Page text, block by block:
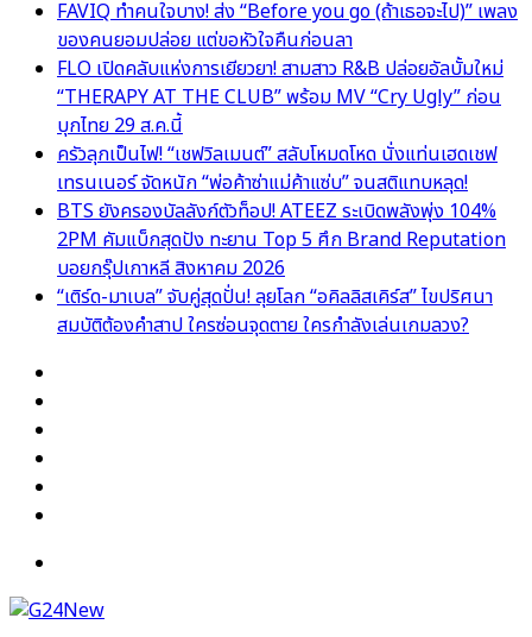
FAVIQ ทำคนใจบาง! ส่ง “Before you go (ถ้าเธอจะไป)” เพลง
ของคนยอมปล่อย แต่ขอหัวใจคืนก่อนลา
FLO เปิดคลับแห่งการเยียวยา! สามสาว R&B ปล่อยอัลบั้มใหม่
“THERAPY AT THE CLUB” พร้อม MV “Cry Ugly” ก่อน
บุกไทย 29 ส.ค.นี้
ครัวลุกเป็นไฟ! “เชฟวิลเมนต์” สลับโหมดโหด นั่งแท่นเฮดเชฟ
เทรนเนอร์ จัดหนัก “พ่อค้าซ่าแม่ค้าแซ่บ” จนสติแทบหลุด!
BTS ยังครองบัลลังก์ตัวท็อป! ATEEZ ระเบิดพลังพุ่ง 104%
2PM คัมแบ็กสุดปัง ทะยาน Top 5 ศึก Brand Reputation
บอยกรุ๊ปเกาหลี สิงหาคม 2026
“เติร์ด-มาเบล” จับคู่สุดปั่น! ลุยโลก “อคิลลิสเคิร์ส” ไขปริศนา
สมบัติต้องคำสาป ใครซ่อนจุดตาย ใครกำลังเล่นเกมลวง?